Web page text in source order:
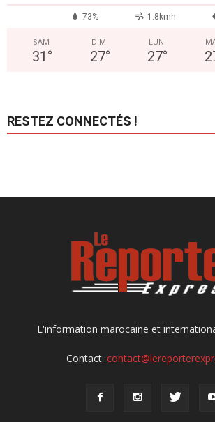
73% 1.8kmh
SAM
31 °
DIM
27°
LUN
27°
RESTEZ CONNECTÉS !
L'information marocaine et
Contact: